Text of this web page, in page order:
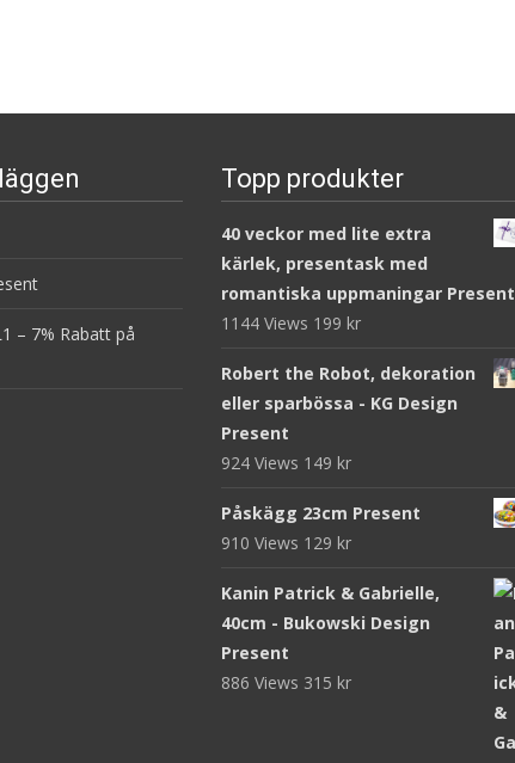
– 7% Rabatt på
Topp produkter
40 veckor med lite extra
kärlek, presentask med
romantiska uppmaningar Present
1144 Views 199 kr
Robert the Robot, dekoration
eller sparbössa - KG Design
Present
924 Views 149 kr
Påskägg 23cm Present
910 Views 129 kr
Kanin Patrick & Gabrielle,
40cm - Bukowski Design
Present
886 Views 315 kr